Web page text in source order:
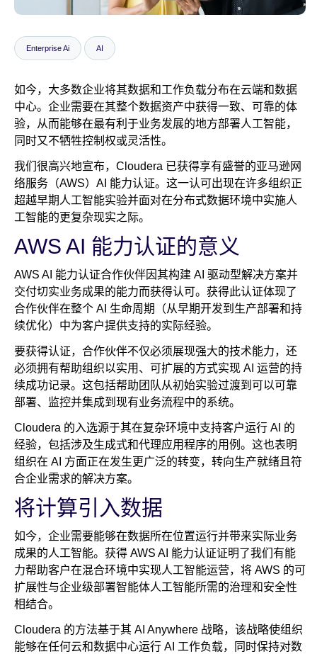
Enterprise Ai AI
如今，大多数企业将其数据和工作负载分布在云端和数据
中心。企业需要在其整个数据资产中获得一致、可靠的体
验，从而能够在最有利于业务发展的地方部署人工智能，
同时又不牺牲控制权或灵活性。
我们很高兴地宣布，Cloudera 已获得享有盛誉的亚马逊网
络服务（AWS）AI 能力认证。这一认可出现在许多组织正
超越早期人工智能实验并面对在分布式数据环境中实施人
工智能的更复杂现实之际。
AWS AI 能力认证的意义
AWS AI 能力认证合作伙伴因其构建 AI 驱动型解决方案并
交付切实业务成果的能力而获得认可。获得此认证体现了
合作伙伴在整个 AI 生命周期（从早期开发到生产部署和持
续优化）中为客户提供支持的实际经验。
要获得认证，合作伙伴不仅必须展现强大的技术能力，还
必须拥有帮助组织以实用、可扩展的方式实现 AI 运营的持
续成功记录。这包括帮助团队从初始实验过渡到可以可靠
部署、监控并集成到现有业务流程中的系统。
Cloudera 的入选源于其在复杂环境中支持客户运行 AI 的
经验，包括涉及生成式和代理应用程序的用例。这也表明
组织在 AI 方面正在发生更广泛的转变，转向生产就绪且符
合企业需求的解决方案。
将计算引入数据
如今，企业需要能够在数据所在位置运行并带来实际业务
成果的人工智能。获得 AWS AI 能力认证证明了我们有能
力帮助客户在混合环境中实现人工智能运营，将 AWS 的可
扩展性与企业级部署智能体人工智能所需的治理和安全性
相结合。
Cloudera 的方法基于其 AI Anywhere 战略，该战略使组织
能够在任何云和数据中心运行 AI 工作负载，同时保持对数